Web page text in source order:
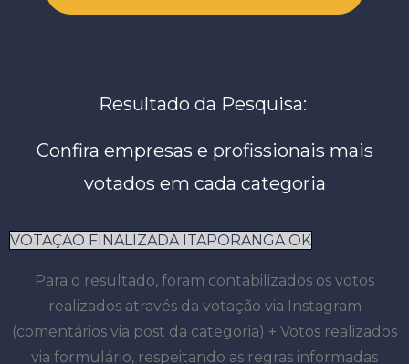
Resultado da Pesquisa:
Confira empresas e profissionais mais
votados em cada categoria
VOTAÇAO FINALIZADA ITAPORANGA OK
Para o resultado, foram contabilizados os votos
realizados através da votação via Instagram
(comentários via post da categoria) + Votos realizados
via formulário, respeitando as regras informadas